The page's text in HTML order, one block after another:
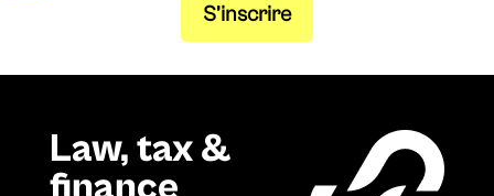
S’inscrire
Law, tax &